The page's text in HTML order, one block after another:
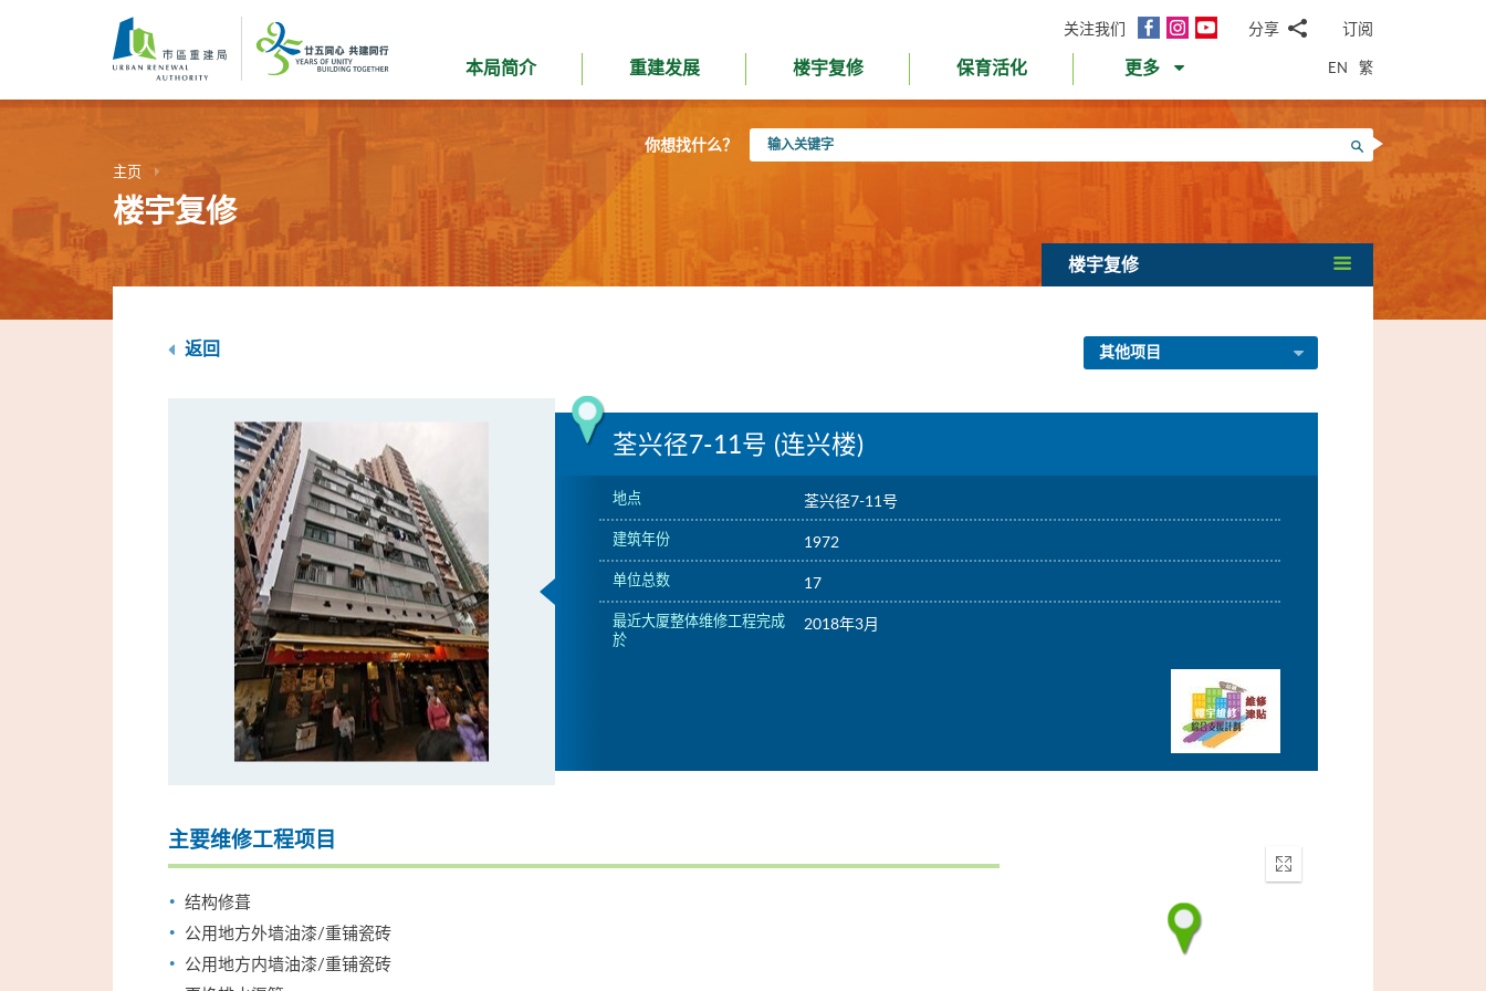
内
关注我们
面
InstagramYouTube分享
邮WhatsApp
微
信
面
书Twitter
LinkedIn
微
订阅
本局简介 重建发展 楼宇复修 保育活化 更多 EN 繁
你想找什么？
入
搜寻
主页
楼宇复修
楼宇复修
返回 其他项目
荃兴径7-11号 (连兴楼)
地点 荃兴径7-11号
建筑年份 1972
单位总数 17
最近大厦整体维修工程完成
於
2018年3月
主要维修工程项目
结构修葺
公用地方外墙油漆/重铺瓷砖
公用地方内墙油漆/重铺瓷砖
Enter
fullscreen